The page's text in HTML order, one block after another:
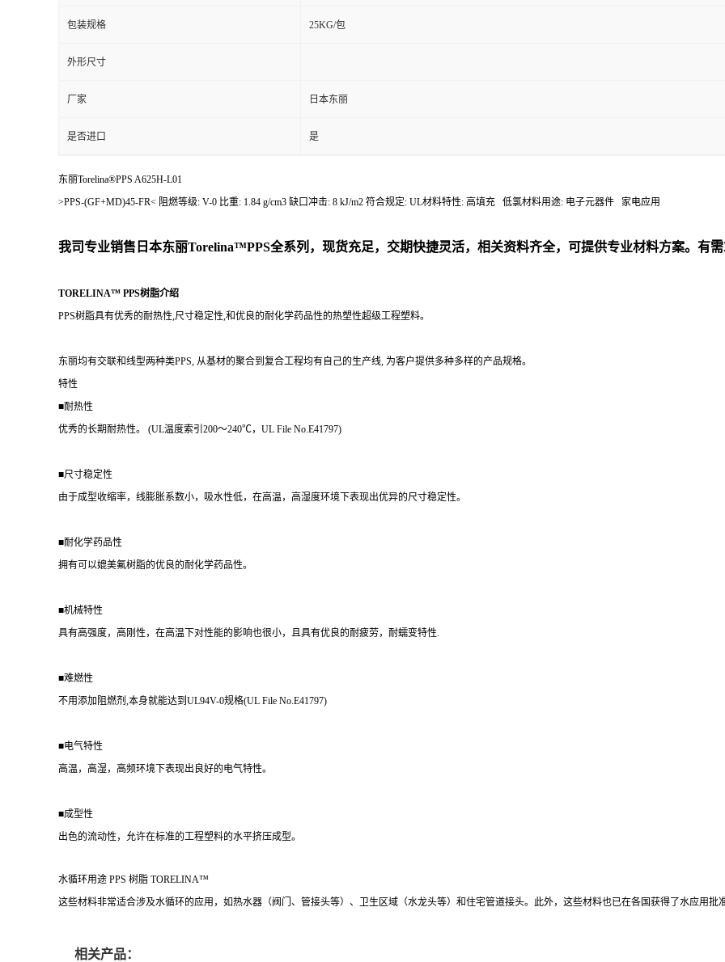
包装规格 25KG/包
外形尺寸
厂家 日本东丽
是否进口 是
东丽Torelina®PPS A625H-L01
>PPS-(GF+MD)45-FR< 阻燃等级: V-0 比重: 1.84 g/cm3 缺口冲击: 8 kJ/m2 符合规定: UL材料特性: 高填充 低氯材料用途: 电子元器件 家电应用
我司专业销售日本东丽Torelina™PPS全系列，现货充足，交期快捷灵活，相关资料齐全，可提供专业材料方案。有
TORELINA™ PPS树脂介绍
PPS树脂具有优秀的耐热性,尺寸稳定性,和优良的耐化学药品性的热塑性超级工程塑料。
东丽均有交联和线型两种类PPS, 从基材的聚合到复合工程均有自己的生产线, 为客户提供多种多样的产品规格。
特性
■耐热性
优秀的长期耐热性。 (UL温度索引200～240℃，UL File No.E41797)
■尺寸稳定性
由于成型收缩率，线膨胀系数小，吸水性低，在高温，高湿度环境下表现出优异的尺寸稳定性。
■耐化学药品性
拥有可以媲美氟树脂的优良的耐化学药品性。
■机械特性
具有高强度，高刚性，在高温下对性能的影响也很小，且具有优良的耐疲劳，耐蠕变特性.
■难燃性
不用添加阻燃剂,本身就能达到UL94V-0规格(UL File No.E41797)
■电气特性
高温，高湿，高频环境下表现出良好的电气特性。
■成型性
出色的流动性，允许在标准的工程塑料的水平挤压成型。
水循环用途 PPS 树脂 TORELINA™
这些材料非常适合涉及水循环的应用，如热水器（阀门、管接头等）、卫生区域（水龙头等）和住宅管道接头。此外，这些材料也已在各国获得了水应用批
相关产品：